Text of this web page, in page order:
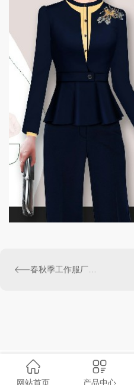
春秋季工作服厂家哪家好
网站首页 产品中心